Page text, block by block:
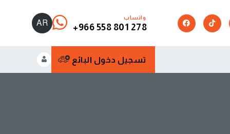
واتساب
+966 558 801 278
AR
تسجيل دخول البائع